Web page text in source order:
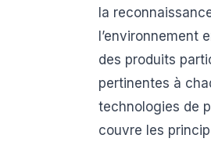
la
l’environnement
des produits
pertinentes à
technologies de
couvre les